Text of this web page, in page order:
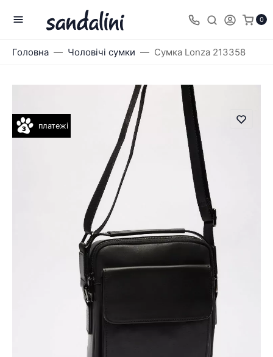
0
Головна Чоловічі сумки Сумка Lonza 213358
платежі